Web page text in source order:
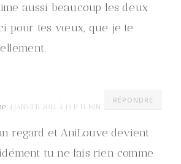
aussi beaucoup les deux
pour tes vœux, que je te
RÉPONDRE
4 JANVIER 2014 À 13 H 11 MIN
regard et AniLouve devient
tu ne fais rien comme